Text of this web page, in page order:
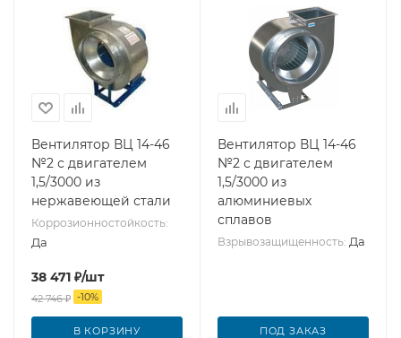
Вентилятор ВЦ 14-46
№2 с двигателем
1,5/3000 из
нержавеющей стали
Коррозионностойкость:
Да
38 471 ₽/шт
42 746₽ -10%
В КОРЗИНУ
Вентилятор ВЦ 14-46
№2 с двигателем
1,5/3000 из
алюминиевых
сплавов
Взрывозащищенность: Да
ПОД ЗАКАЗ